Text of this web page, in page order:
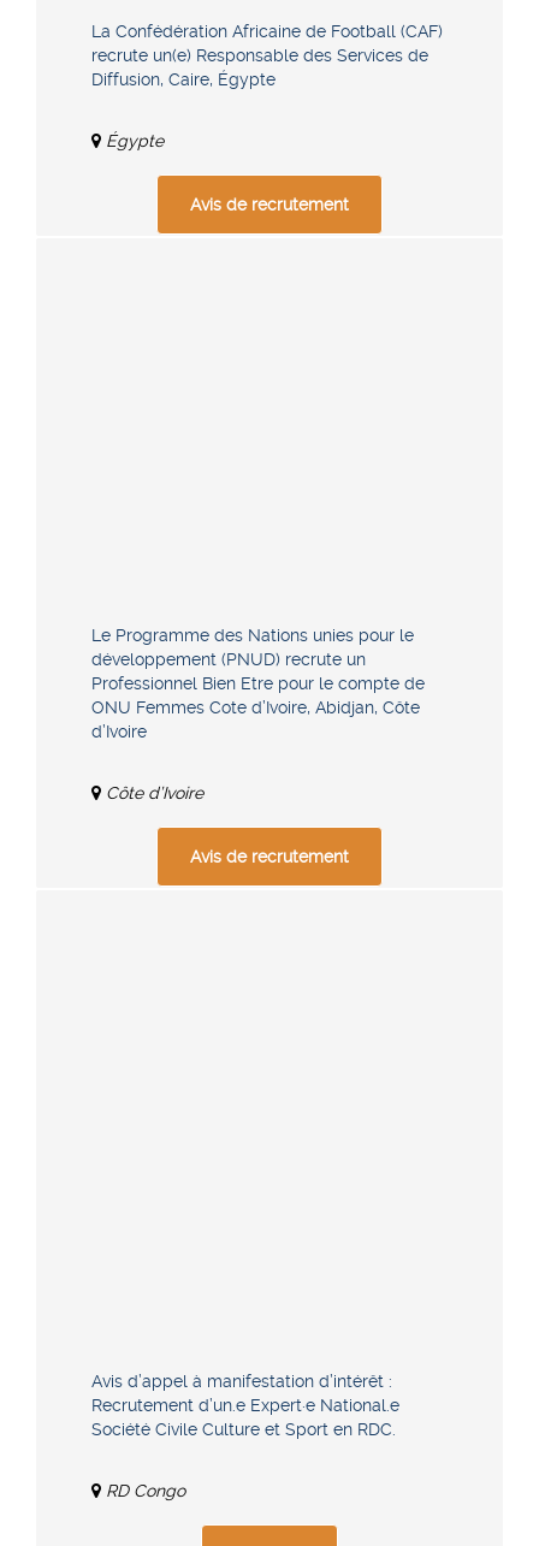
La Confédération Africaine de Football (CAF)
recrute un(e) Responsable des Services de
Diffusion, Caire, Égypte
Égypte
Avis de recrutement
Le Programme des Nations unies pour le
développement (PNUD) recrute un
Professionnel Bien Etre pour le compte de
ONU Femmes Cote d’Ivoire, Abidjan, Côte
d’Ivoire
Côte d’Ivoire
Avis de recrutement
Avis d’appel à manifestation d’intérêt :
Recrutement d’un.e Expert·e National.e
Société Civile Culture et Sport en RDC.
RD Congo